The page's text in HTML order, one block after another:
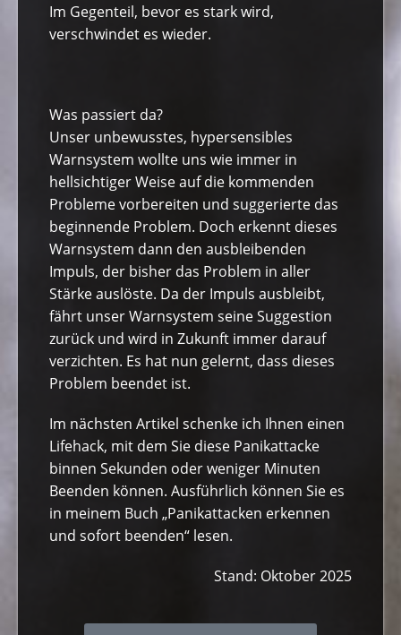
Im Gegenteil, bevor es stark wird,
verschwindet es wieder.
Was passiert da?
Unser unbewusstes, hypersensibles
Warnsystem wollte uns wie immer in
hellsichtiger Weise auf die kommenden
Probleme vorbereiten und suggerierte das
beginnende Problem. Doch erkennt dieses
Warnsystem dann den ausbleibenden
Impuls, der bisher das Problem in aller
Stärke auslöste. Da der Impuls ausbleibt,
fährt unser Warnsystem seine Suggestion
zurück und wird in Zukunft immer darauf
verzichten. Es hat nun gelernt, dass dieses
Problem beendet ist.
Im nächsten Artikel schenke ich Ihnen einen
Lifehack, mit dem Sie diese Panikattacke
binnen Sekunden oder weniger Minuten
Beenden können. Ausführlich können Sie es
in meinem Buch „Panikattacken erkennen
und sofort beenden“ lesen.
Stand: Oktober 2025